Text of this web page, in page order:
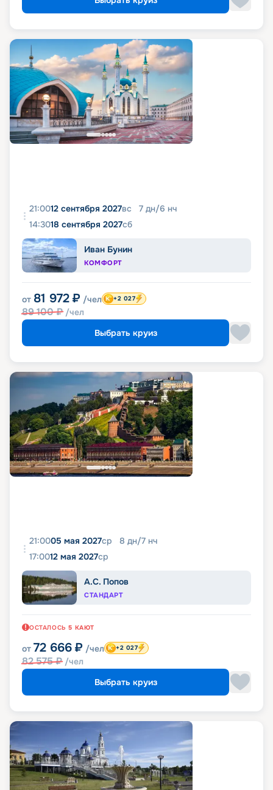
21:0012 сентября 2027вс 7 дн/6 нч
14:3018 сентября 2027сб
Иван Бунин
КОМФОРТ
от 81 972 ₽ /чел
89 100₽ /чел
+2 027
Выбрать круиз
21:0005 мая 2027ср 8 дн/7 нч
17:0012 мая 2027ср
А.С. Попов
СТАНДАРТ
ОСТАЛОСЬ 5 КАЮТ
от 72 666 ₽ /чел
82 575₽ /чел
+2 027
Выбрать круиз